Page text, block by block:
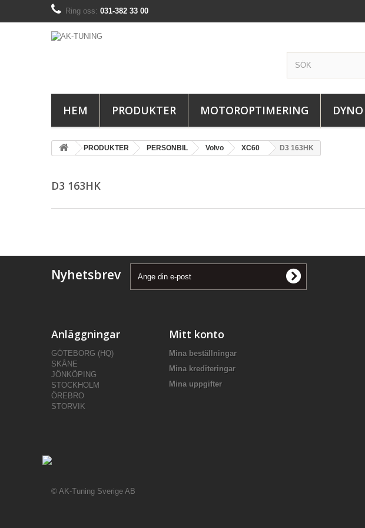
Ring oss: 031-382 33 00
HEM PRODUKTER MOTOROPTIMERING DYNO
PRODUKTER PERSONBIL Volvo XC60 D3 163HK
D3 163HK
Nyhetsbrev
Anläggningar
GÖTEBORG (HQ)
SKÅNE
JÖNKÖPING
STOCKHOLM
ÖREBRO
STORVIK
Mitt konto
Mina beställningar
Mina krediteringar
Mina uppgifter
© AK-Tuning Sverige AB